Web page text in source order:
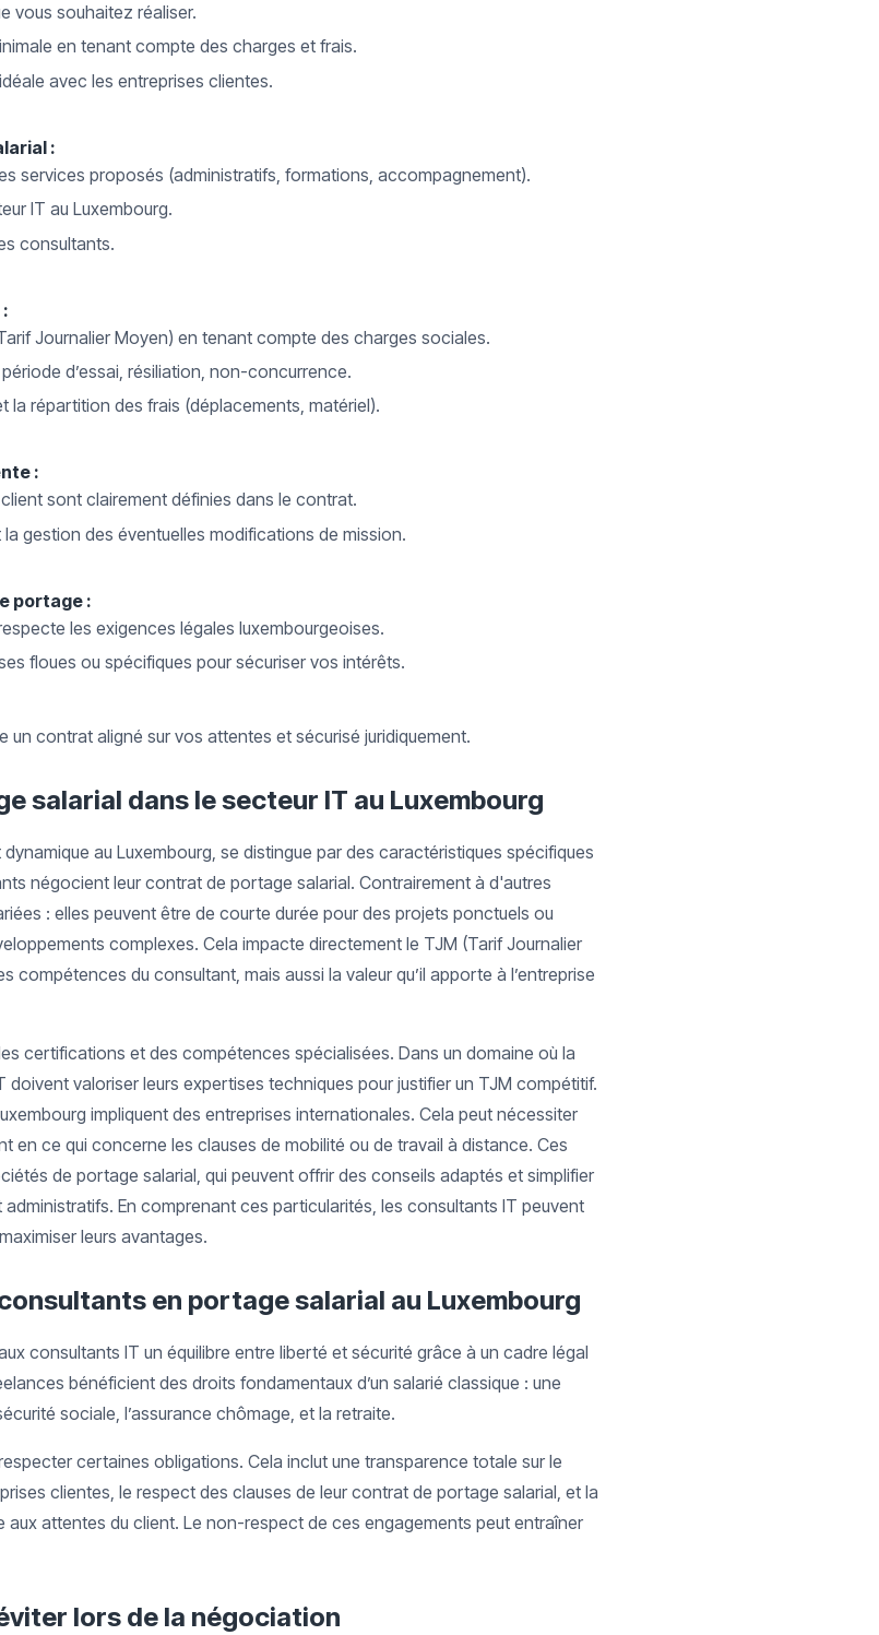
vous souhaitez réaliser.
en tenant compte des charges et frais.
avec les entreprises clientes.
:
services proposés (administratifs, formations, accompagnement).
IT au Luxembourg.
consultants.
Journalier Moyen) en tenant compte des charges sociales.
d’essai, résiliation, non-concurrence.
la répartition des frais (déplacements, matériel).
:
sont clairement définies dans le contrat.
gestion des éventuelles modifications de mission.
portage :
les exigences légales luxembourgeoises.
floues ou spécifiques pour sécuriser vos intérêts.
contrat aligné sur vos attentes et sécurisé juridiquement.
salarial dans le secteur IT au Luxembourg
au Luxembourg, se distingue par des caractéristiques spécifiques
négocient leur contrat de portage salarial. Contrairement à d'autres
: elles peuvent être de courte durée pour des projets ponctuels ou
complexes. Cela impacte directement le TJM (Tarif Journalier
compétences du consultant, mais aussi la valeur qu’il apporte à l’entreprise
certifications et des compétences spécialisées. Dans un domaine où la
valoriser leurs expertises techniques pour justifier un TJM compétitif.
impliquent des entreprises internationales. Cela peut nécessiter
en ce qui concerne les clauses de mobilité ou de travail à distance. Ces
de portage salarial, qui peuvent offrir des conseils adaptés et simplifier
En comprenant ces particularités, les consultants IT peuvent
leurs avantages.
en portage salarial au Luxembourg
consultants IT un équilibre entre liberté et sécurité grâce à un cadre légal
bénéficient des droits fondamentaux d’un salarié classique : une
sociale, l’assurance chômage, et la retraite.
certaines obligations. Cela inclut une transparence totale sur le
clientes, le respect des clauses de leur contrat de portage salarial, et la
aux attentes du client. Le non-respect de ces engagements peut entraîner
lors de la négociation